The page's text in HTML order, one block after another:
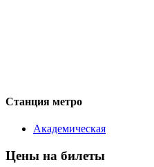
Станция метро
Академическая
Цены на билеты